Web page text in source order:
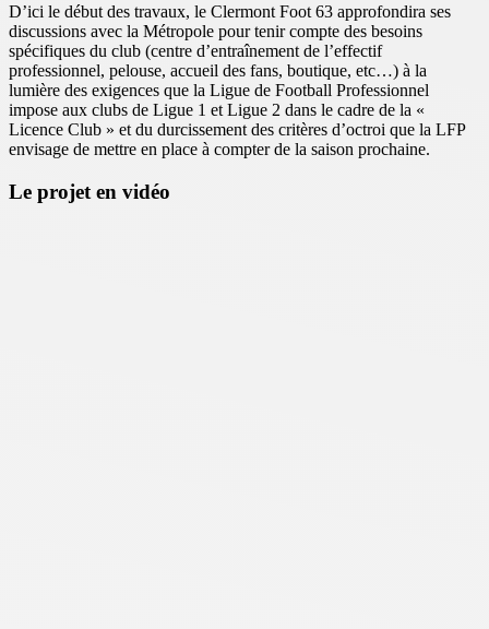
D’ici le début des travaux, le Clermont Foot 63 approfondira ses
discussions avec la Métropole pour tenir compte des besoins
spécifiques du club (centre d’entraînement de l’effectif
professionnel, pelouse, accueil des fans, boutique, etc…) à la
lumière des exigences que la Ligue de Football Professionnel
impose aux clubs de Ligue 1 et Ligue 2 dans le cadre de la «
Licence Club » et du durcissement des critères d’octroi que la LFP
envisage de mettre en place à compter de la saison prochaine.
Le projet en vidéo